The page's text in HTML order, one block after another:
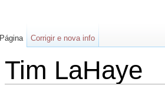
Tim LaHaye
Página Corrigir e nova info